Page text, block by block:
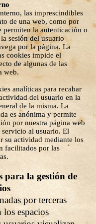
las imprescindibles
de una web, como por
permiten la autenticación o
sesión del usuario
por la página. La
cookies impide el
de algunas de las
web.
analíticas para recabar
del usuario en la
de la misma. La
es anónima y permite
por nuestra página web
al usuario. El
su actividad mediante los
facilitados por las
para la gestión de
por terceras
los espacios